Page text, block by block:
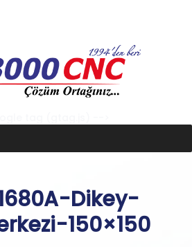
content
Dikey-
150×150